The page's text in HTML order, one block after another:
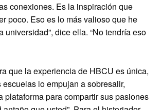
conexiones. Es la inspiración que
poco. Eso es lo más valioso que he
universidad”, dice ella. “No tendría eso
que la experiencia de HBCU es única,
lo empujan a sobresalir,
plataforma para compartir sus pasiones